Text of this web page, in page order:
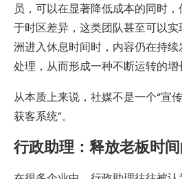
员，可以在显著降低成本的同时
于时区差异，这类团队甚至可以实
洲进入休息时间时，内容仍在持
处理，从而形成一种不断运转的增
从本质上来说，社媒不是一个“宣
获客系统”。
行政助理：释放老板时